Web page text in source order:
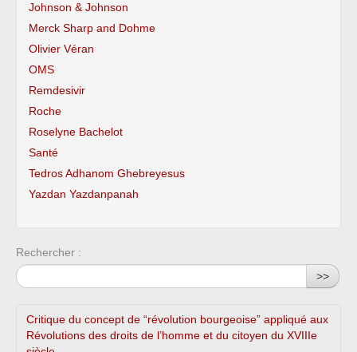
Johnson & Johnson
Merck Sharp and Dohme
Olivier Véran
OMS
Remdesivir
Roche
Roselyne Bachelot
Santé
Tedros Adhanom Ghebreyesus
Yazdan Yazdanpanah
Rechercher :
>>
Critique du concept de “révolution bourgeoise” appliqué aux
Révolutions des droits de l’homme et du citoyen du XVIIIe